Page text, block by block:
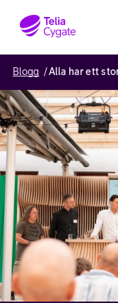
Gå till sidans
Blogg Alla har ett